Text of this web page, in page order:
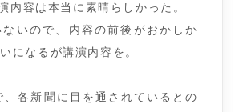
内容は本当に素晴らしかった。
ないので、内容の前後がおかしか
になるが講演内容を。
各新聞に目を通されているとの